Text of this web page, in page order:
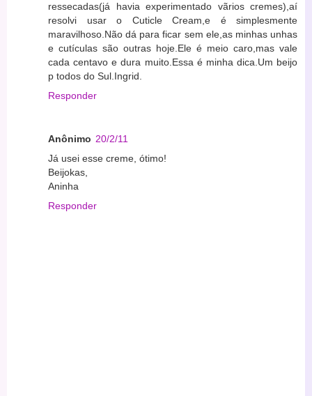
ressecadas(já havia experimentado vãrios cremes),aí
resolvi usar o Cuticle Cream,e é simplesmente
maravilhoso.Não dá para ficar sem ele,as minhas unhas
e cutículas são outras hoje.Ele é meio caro,mas vale
cada centavo e dura muito.Essa é minha dica.Um beijo
p todos do Sul.Ingrid.
Responder
Anônimo 20/2/11
Já usei esse creme, ótimo!
Beijokas,
Aninha
Responder